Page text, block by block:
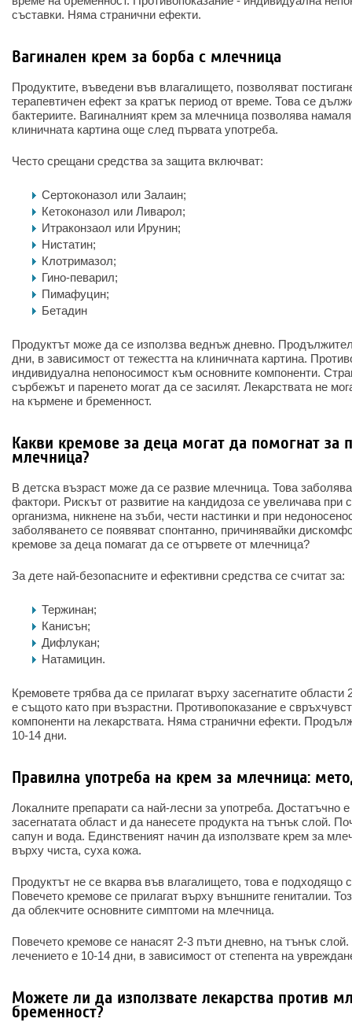
съставки. Няма странични ефекти.
Вагинален крем за борба с млечница
Продуктите, въведени във влагалището, позволяват
терапевтичен ефект за кратък период от време. Това се
бактериите. Вагиналният крем за млечница позволява
клиничната картина още след първата употреба.
Често срещани средства за защита включват:
Сертоконазол или Залаин;
Кетоконазол или Ливарол;
Итраконзаол или Ирунин;
Нистатин;
Клотримазол;
Гино-певарил;
Пимафуцин;
Бетадин
Продуктът може да се използва веднъж дневно.
дни, в зависимост от тежестта на клиничната картина.
индивидуална непоносимост към основните компоненти.
сърбежът и паренето могат да се засилят. Лекарствата не
на кърмене и бременност.
Какви кремове за деца могат да помогнат за
млечница?
В детска възраст може да се развие млечница. Това
фактори. Рискът от развитие на кандидоза се увеличава
организма, никнене на зъби, чести настинки и при
заболяването се появяват спонтанно, причинявайки
кремове за деца помагат да се отървете от млечница?
За дете най-безопасните и ефективни средства се считат за:
Тержинан;
Канисън;
Дифлукан;
Натамицин.
Кремовете трябва да се прилагат върху засегнатите
е същото като при възрастни. Противопоказание е
компоненти на лекарствата. Няма странични ефекти.
10-14 дни.
Правилна употреба на крем за млечница:
Локалните препарати са най-лесни за употреба. Достатъчно
засегнатата област и да нанесете продукта на тънък слой.
сапун и вода. Единственият начин да използвате крем за
върху чиста, суха кожа.
Продуктът не се вкарва във влагалището, това е подходящо
Повечето кремове се прилагат върху външните гениталии.
да облекчите основните симптоми на млечница.
Повечето кремове се нанасят 2-3 пъти дневно, на тънък
лечението е 10-14 дни, в зависимост от степента на
Можете ли да използвате лекарства против
бременност?